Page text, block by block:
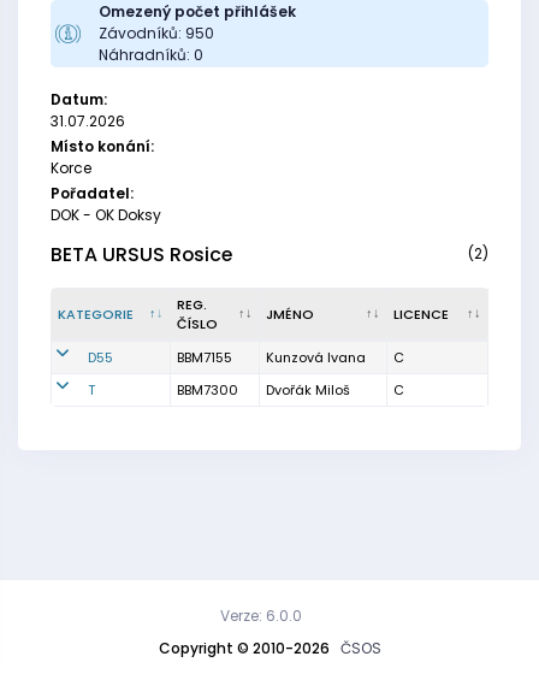
Omezený počet přihlášek
Závodníků: 950
Náhradníků: 0
Datum:
31.07.2026
Místo konání:
Korce
Pořadatel:
DOK - OK Doksy
BETA URSUS Rosice (2)
KATEGORIE
REG.
ČÍSLO
JMÉNO LICENCE
D55 BBM7155 Kunzová Ivana
C
T
BBM7300 Dvořák Miloš C
Copyright © 2010-2026 ČSOS
Verze: 6.0.0